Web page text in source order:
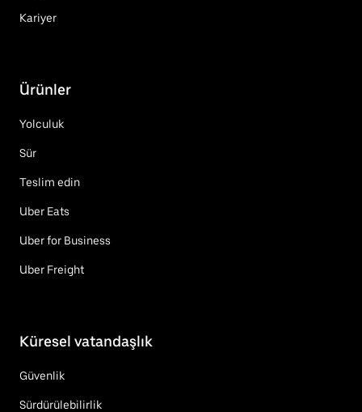
Kariyer
Ürünler
Yolculuk
Sür
Teslim edin
Uber Eats
Uber for Business
Uber Freight
Küresel vatandaşlık
Güvenlik
Sürdürülebilirlik